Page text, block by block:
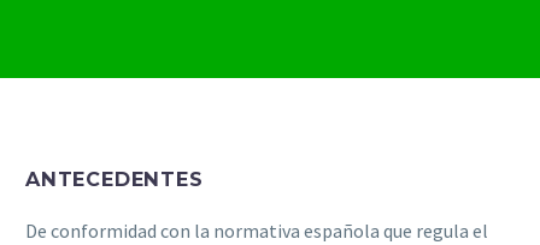
ANTECEDENTES
De conformidad con la normativa española que regula el